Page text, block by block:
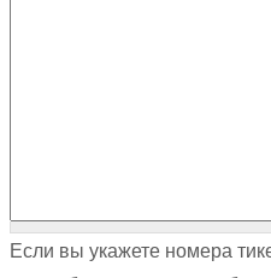
Если вы укажете номера